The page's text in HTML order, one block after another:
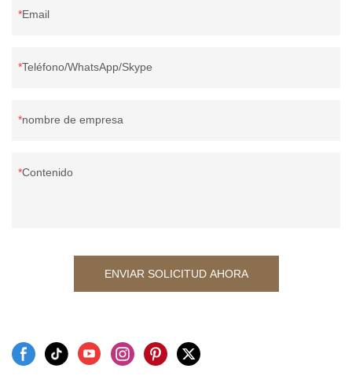
Email
Teléfono/WhatsApp/Skype
nombre de empresa
Contenido
ENVIAR SOLICITUD AHORA